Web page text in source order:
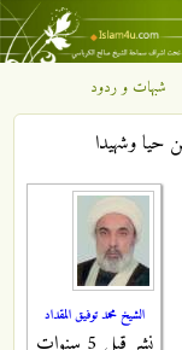
شبهات و ردود
حيا وشهيدا
الشيخ محمد توفيق المقداد